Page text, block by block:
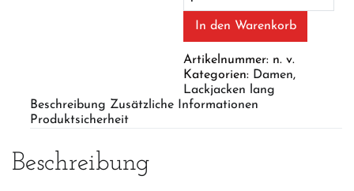
Blue
Menge
In den Warenkorb
Artikelnummer: n. v.
Kategorien: Damen,
Lackjacken lang
Beschreibung Zusätzliche Informationen
Produktsicherheit
Beschreibung